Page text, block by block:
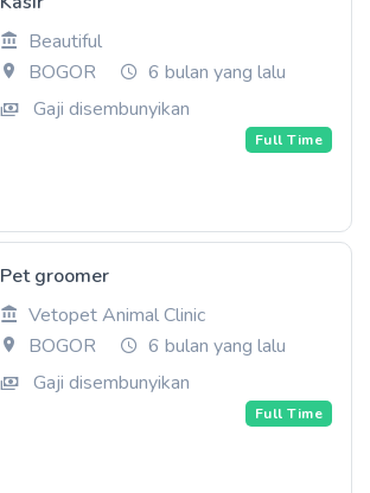
Beautiful
BOGOR
6 bulan yang lalu
Gaji disembunyikan
Full Time
Pet groomer
Vetopet Animal Clinic
BOGOR
6 bulan yang lalu
Gaji disembunyikan
Full Time